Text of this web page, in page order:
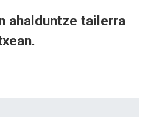
ahalduntze tailerra